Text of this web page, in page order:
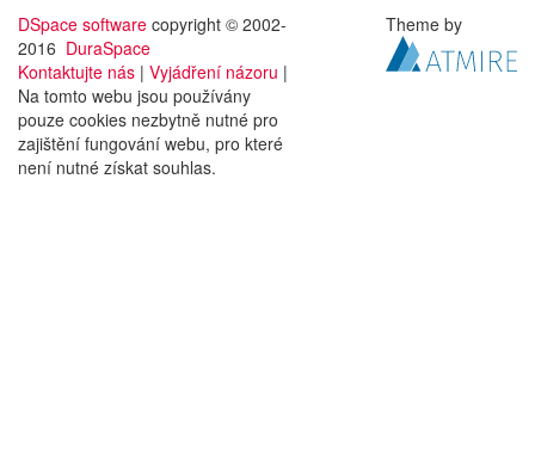
DSpace software copyright © 2002-
2016 DuraSpace
Kontaktujte nás | Vyjádření názoru |
Na tomto webu jsou používány
pouze cookies nezbytně nutné pro
zajištění fungování webu, pro které
není nutné získat souhlas.
Theme by